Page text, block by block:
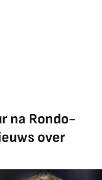
na Rondo-
over